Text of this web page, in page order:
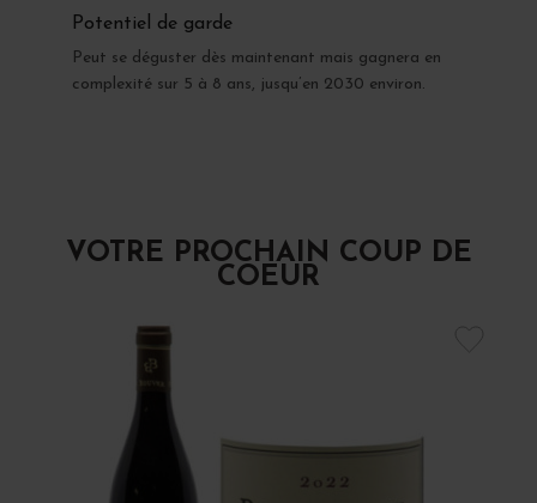
Potentiel de garde
Peut se déguster dès maintenant mais gagnera en
complexité sur 5 à 8 ans, jusqu’en 2030 environ.
VOTRE PROCHAIN COUP DE
COEUR